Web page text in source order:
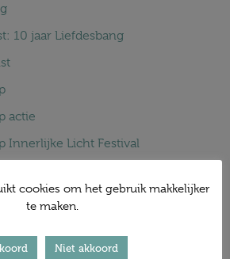
10 jaar Liefdesbang
actie
Innerlijke Licht Festival
cookies om het gebruik makkelijker
te maken.
Niet akkoord